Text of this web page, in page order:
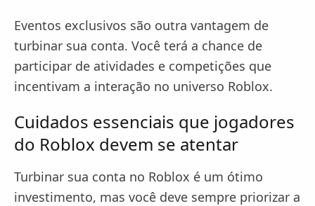
Eventos exclusivos são outra vantagem de
turbinar sua conta. Você terá a chance de
participar de atividades e competições que
incentivam a interação no universo Roblox.
Cuidados essenciais que jogadores
do Roblox devem se atentar
Turbinar sua conta no Roblox é um ótimo
investimento, mas você deve sempre priorizar a